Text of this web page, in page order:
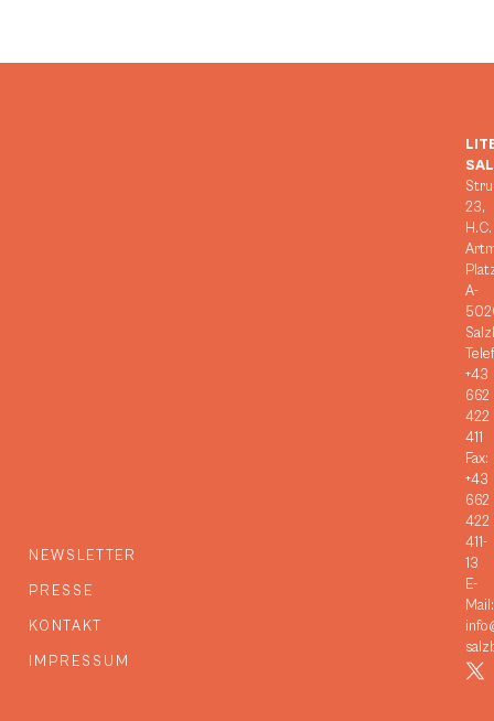
NEWSLETTER
PRESSE
KONTAKT
IMPRESSUM
23,
H.C.
A-
+43
662
422
411
Fax:
+43
662
422
411-
13
E-
Mail: